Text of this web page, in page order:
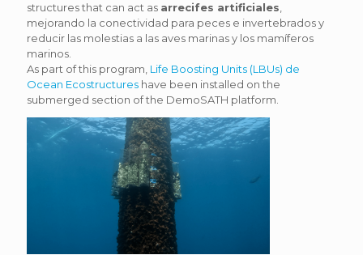
structures that can act as arrecifes artificiales,
mejorando la conectividad para peces e invertebrados y
reducir las molestias a las aves marinas y los mamíferos
marinos.
As part of this program, Life Boosting Units (LBUs) de
Ocean Ecostructures have been installed on the
submerged section of the DemoSATH platform.